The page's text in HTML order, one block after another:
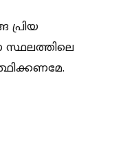
പ്രിയ
സ്ഥലത്തിലെ